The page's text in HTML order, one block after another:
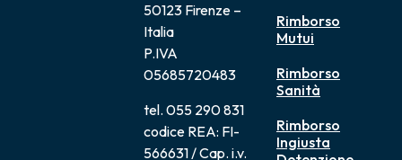
50123 Firenze –
Italia
P.IVA
05685720483
tel. 055 290 831
codice REA: FI-
566631 / Cap. i.v.
Rimborso
Mutui
Rimborso
Sanità
Rimborso
Ingiusta